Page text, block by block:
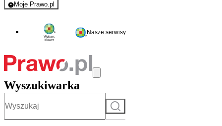
Moje Prawo.pl
- rejestracja i logowanie do serwisu
Nasze serwisy
Wyszukiwarka
Szukaj